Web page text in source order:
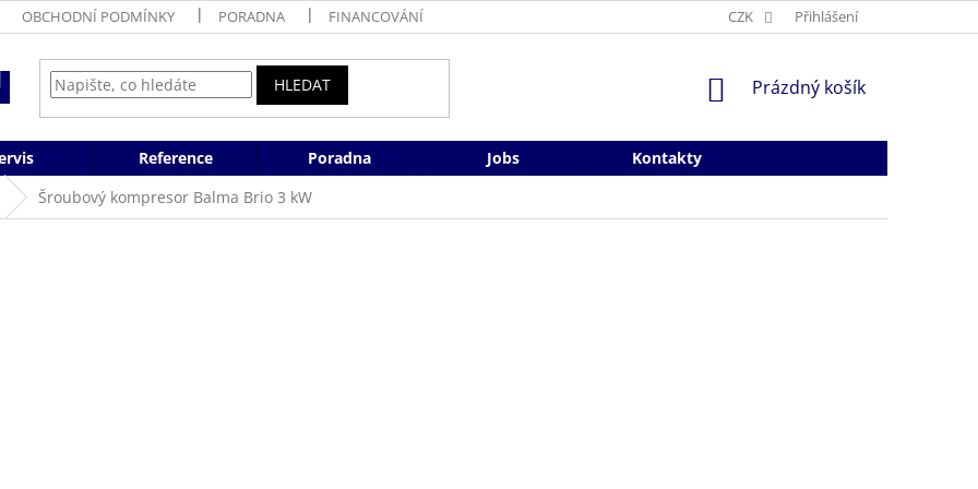
OBCHODNÍ PODMÍNKY PORADNA FINANCOVÁNÍ CZK Přihlášení
HLEDAT
NÁKUPNÍ
Prázdný košík
Reference Poradna Jobs
Kontakty
Šroubový kompresor Balma Brio 3 kW